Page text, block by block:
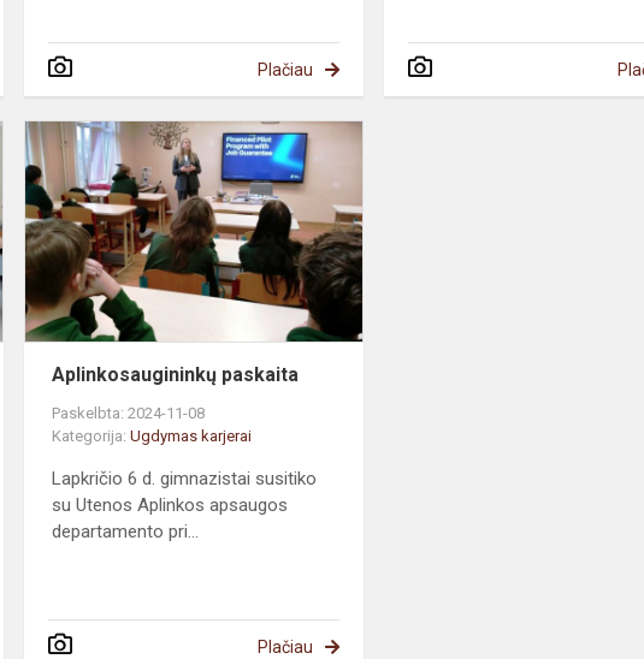
Plačiau
Pirminio
profesinio
mokymo
programos
modulis
Aplinkosaugininkų
Aplinkosaugininkų paskaita
Paskelbta: 2024-11-08
Kategorija:Ugdymas karjerai
Lapkričio 6 d. gimnazistai susitiko
su Utenos Aplinkos apsaugos
departamento pri...
Plačiau